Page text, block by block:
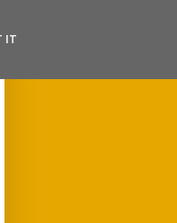
IT